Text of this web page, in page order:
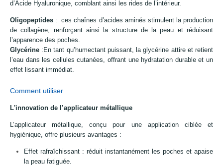
d’Acide Hyaluronique, comblant ainsi les rides de l’intérieur.
Oligopeptides : ces chaînes d’acides aminés stimulent la production
de collagène, renforçant ainsi la structure de la peau et réduisant
l’apparence des poches.
Glycérine :En tant qu’humectant puissant, la glycérine attire et retient
l’eau dans les cellules cutanées, offrant une hydratation durable et un
effet lissant immédiat.
Comment utiliser
L'innovation de l’applicateur métallique
L’applicateur métallique, conçu pour une application ciblée et
hygiénique, offre plusieurs avantages :
Effet rafraîchissant : réduit instantanément les poches et apaise
la peau fatiguée.